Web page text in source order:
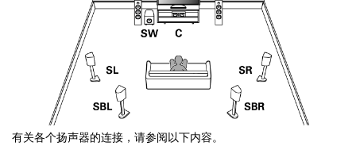
有关各个扬声器的连接，请参阅以下内容。